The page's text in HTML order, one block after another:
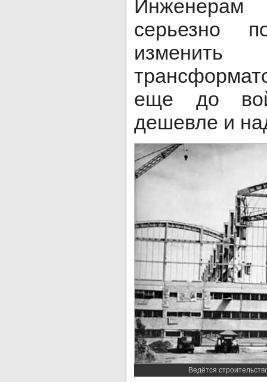
Инженерам
серьезно
еще до
дешевле и
Ведётся